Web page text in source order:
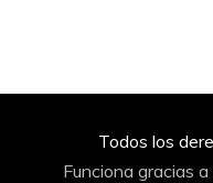
Todos los
Funciona gracias